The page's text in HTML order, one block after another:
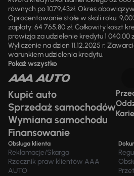
równych po 1079,43zł. Okres
Oprocentowanie stałe w skali roku:
zapłaty: 64 765,80 zł. Całkowity koszt
prowizja za udzielenie kredytu 1 040,00
Wyliczenie na dzień 11.12.2025 r.
warunkiem udzielenia kredytu.
Pokaż wszystko
Kupić auto
Sprzedaż samochodów
Wymiana samochodu
Finansowanie
Obsługa klienta
Reklamacje/Skarga
Rzecznik praw klientów AAA
AUTO